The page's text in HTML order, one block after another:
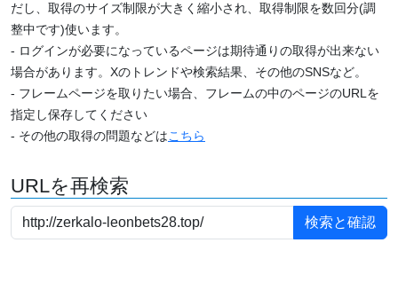
だし、取得のサイズ制限が大きく縮小され、取得制限を数回分(調
整中です)使います。
- ログインが必要になっているページは期待通りの取得が出来ない
場合があります。Xのトレンドや検索結果、その他のSNSなど。
- フレームページを取りたい場合、フレームの中のページのURLを
指定し保存してください
- その他の取得の問題などはこちら
URLを再検索